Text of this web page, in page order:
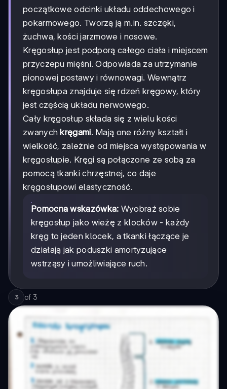
początkowe odcinki układu oddechowego i
pokarmowego. Tworzą ją m.in. szczęki,
żuchwa, kości jarzmowe i nosowe.
Kręgosłup jest podporą całego ciała i miejscem
przyczepu mięśni. Odpowiada za utrzymanie
pionowej postawy i równowagi. Wewnątrz
kręgosłupa znajduje się rdzeń kręgowy, który
jest częścią układu nerwowego.
Cały kręgosłup składa się z wielu kości
zwanych kręgami. Mają one różny kształt i
wielkość, zależnie od miejsca występowania w
kręgosłupie. Kręgi są połączone ze sobą za
pomocą tkanki chrzęstnej, co daje
kręgosłupowi elastyczność.
Pomocna wskazówka: Wyobraź sobie
kręgosłup jako wieżę z klocków - każdy
kręg to jeden klocek, a tkanki łączące je
działają jak poduszki amortyzujące
wstrząsy i umożliwiające ruch.
3 of 3